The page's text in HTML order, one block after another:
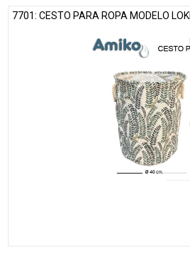
7701: CESTO PARA ROPA MODELO LOKI